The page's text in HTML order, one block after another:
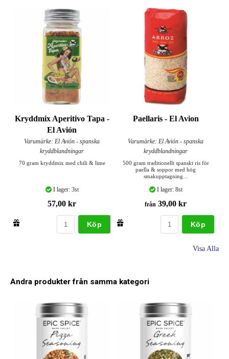
Kryddmix Aperitivo Tapa -
El Avión
Varumärke: El Avión - spanska
kryddblandningar
70 gram kryddmix med chili & lime
I lager: 3st
57,00 kr
Köp
Paellaris - El Avion
Varumärke: El Avión - spanska
kryddblandningar
500 gram traditionellt spanskt ris för
paella & soppor med hög
smakupptagning...
I lager: 8st
från 39,00 kr
Köp
Visa Alla
Andra produkter från samma kategori